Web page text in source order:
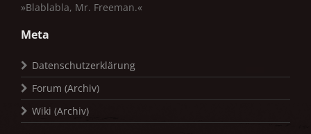
»Blablabla, Mr. Freeman.«
Meta
Datenschutzerklärung
Forum (Archiv)
Wiki (Archiv)